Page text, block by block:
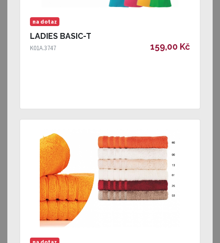
na dotaz
LADIES BASIC-T
K01A.3747 159,00 Kč